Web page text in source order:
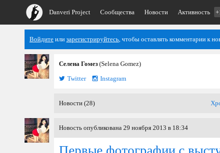
Danveri Project Сообщества Новости Активность
Войдите или зарегистрируйтесь, чтобы оставлять комментарии к
Селена Гомез (Selena Gomez)
Twitter
Instagram
Новости (28)
Новость опубликована 29 ноября 2013 в 18:34